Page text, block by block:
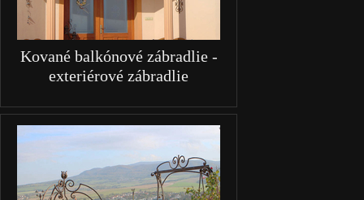
Kované balkónové zábradlie -
exteriérové zábradlie